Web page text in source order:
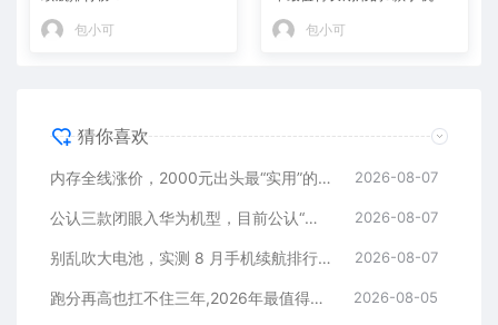
包小可 包小可
猜你喜欢
内存全线涨价，2000元出头最“实用”的三款512GB手机 2026-08-07
公认三款闭眼入华为机型，目前公认“最香”，可以流畅用四年 2026-08-07
别乱吹大电池，实测 8 月手机续航排行榜！ 2026-08-07
跑分再高也扛不住三年,2026年最值得长期用的5款手机 2026-08-05